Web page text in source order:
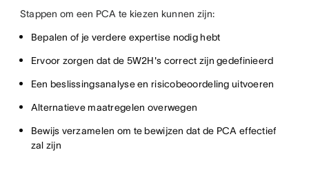
Stappen om een PCA te kiezen kunnen zijn:
Bepalen of je verdere expertise nodig hebt
Ervoor zorgen dat de 5W2H's correct zijn gedefinieerd
Een beslissingsanalyse en risicobeoordeling uitvoeren
Alternatieve maatregelen overwegen
Bewijs verzamelen om te bewijzen dat de PCA effectief
zal zijn